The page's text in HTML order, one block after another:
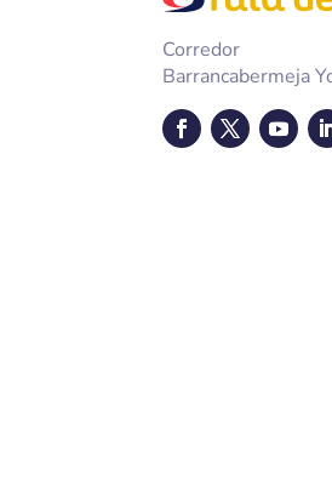
Corredor
Barrancabermeja